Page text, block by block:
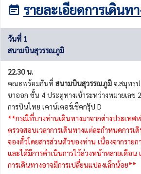
รายละเอียดการเดินท
วันที่ 1
สนามบินสุวรรณภูมิ
22.30 น.
คณะพร้อมกันที่ สนามบินสุวรรณภูมิ จ.สมุทรป
ขาออก ชั้น 4 ประตูทางเข้าระหว่างหมายเลข
การบินไทย เคาน์เตอร์เช็คกรุ๊ป D
**กรณีที่บางท่านเดินทางมาจากต่างประเทศ
ตรวจสอบเวลาการเดินทางแต่ละกำหนดการเ
จองตั๋วโดยสารส่วนตัวของท่าน เนื่องจากรายก
และได้มีการดำเนินการไว้ล่วงหน้าหลายเดือน
การเดินทางอาจมีการเปลี่ยนแปลงเล็กน้อย**